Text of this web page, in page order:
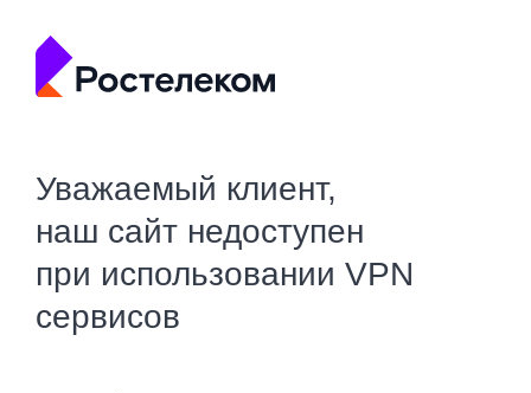
Уважаемый клиент,
наш сайт недоступен
при использовании VPN
сервисов